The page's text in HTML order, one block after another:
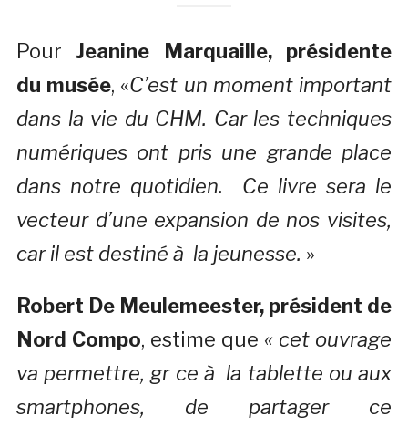
Pour Jeanine Marquaille, présidente
du musée, «C’est un moment important
dans la vie du CHM. Car les techniques
numériques ont pris une grande place
dans notre quotidien. Ce livre sera le
vecteur d’une expansion de nos visites,
car il est destiné à la jeunesse. »
Robert De Meulemeester, président de
Nord Compo, estime que « cet ouvrage
va permettre, gr ce à la tablette ou aux
smartphones, de partager ce